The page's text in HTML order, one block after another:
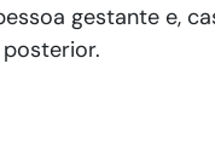
gestante e,